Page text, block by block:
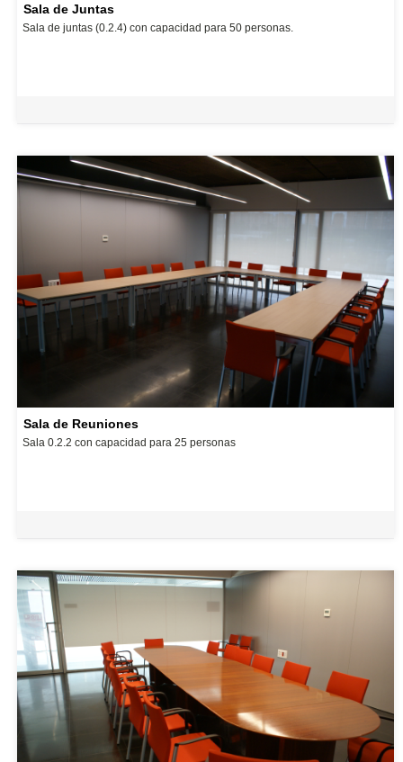
Sala de Juntas
Sala de juntas (0.2.4) con capacidad para 50 personas.
Sala de Reuniones
Sala 0.2.2 con capacidad para 25 personas